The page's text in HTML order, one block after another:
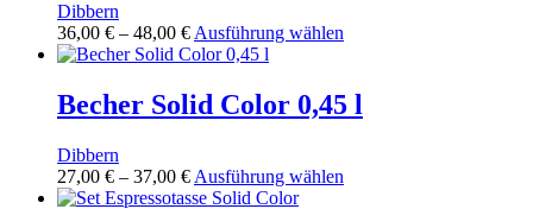
Optionen
der
Produktseite
Dibbern
36,00 € – 48,00 €Preisspanne:
36,00 €
48,00 €
Ausführung wählen
mehrere
Varianten
Optionen
Becher Solid Color 0,45 l
Dibbern
27,00 € – 37,00 €Preisspanne:
27,00 €
Ausführung wählen